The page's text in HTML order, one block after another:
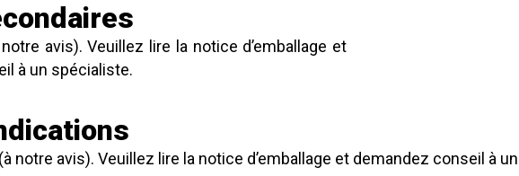
avis). Veuillez lire la notice d’emballage et
à un spécialiste.
notre avis). Veuillez lire la notice d’emballage et demandez conseil à un